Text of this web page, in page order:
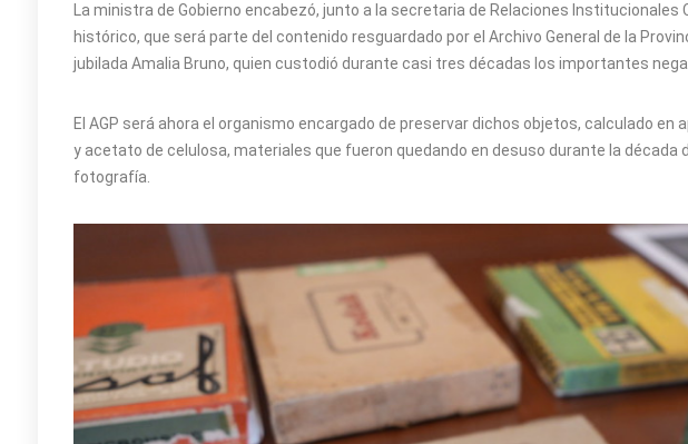
La ministra de Gobierno encabezó, junto a la secretaria de Relaciones
histórico, que será parte del contenido resguardado por el Archivo General de la
jubilada Amalia Bruno, quien custodió durante casi tres décadas los importantes
El AGP será ahora el organismo encargado de preservar dichos objetos, calculado
y acetato de celulosa, materiales que fueron quedando en desuso durante la década
fotografía.